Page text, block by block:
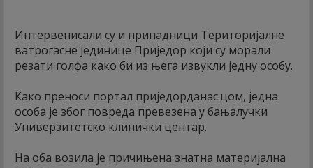
Интервенисали су и припадници Територијалне
ватрогасне јединице Приједор који су морали
резати голфа како би из њега извукли једну особу.
Како преноси портал приједорданас.цом, једна
особа је због повреда превезена у бањалучки
Универзитетско клинички центар.
На оба возила је причињена знатна материјална